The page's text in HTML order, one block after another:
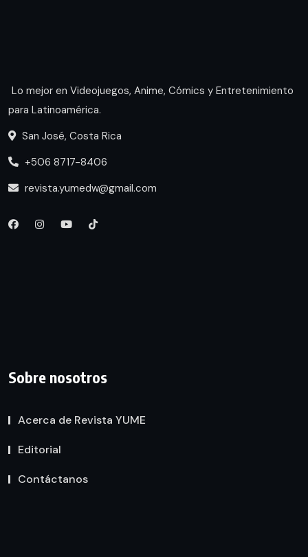
Lo mejor en Videojuegos, Anime, Cómics y Entretenimiento
para Latinoamérica.
San José, Costa Rica
+506 8717-8406
revista.yumedw@gmail.com
Sobre nosotros
Acerca de Revista YUME
Editorial
Contáctanos